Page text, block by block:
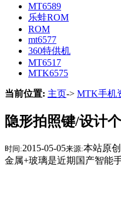
MT6589
乐蛙ROM
ROM
mt6577
360特供机
MT6517
MTK6575
当前位置: 主页-> MTK手机
隐形拍照键/设计
时间:2015-05-05来源:本站原创
金属+玻璃是近期国产智能